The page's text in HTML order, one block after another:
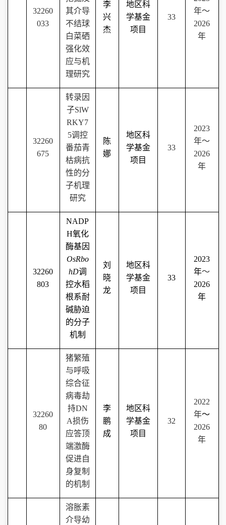
32260
033
其介导
不结球
白菜硒
强化效
应与机
理研究
李
兴
杰
地区科
学基金
项目
33
年～
2026
年
32260
675
转录因
子SlW
RKY7
5调控
番茄青
枯病抗
性的分
子机理
研究
陈
娜
地区科
学基金
项目
33
2023
年～
2026
年
32260
803
NADP
H氧化
酶基因
OsRbo
hD调
控水稻
根系耐
碱胁迫
的分子
机制
刘
晓
龙
地区科
学基金
项目
33
2023
年～
2026
年
32260
80
猪繁殖
与呼吸
综合征
病毒劫
持DN
A损伤
应答顶
端激酶
促进自
身复制
的机制
李
鹏
成
地区科
学基金
项目
32
2022
年～
2026
年
溶胀素
介导幼